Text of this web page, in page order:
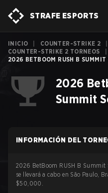
STRAFE ESPORTS
INICIO COUNTER-STRIKE 2
COUNTER-STRIKE 2 TORNEOS
2026 BETBOOM RUSH B SUMMIT
2026
Summit
INFORMACIÓN DEL
2026 BetBoom RUSH B Summit
se llevará a cabo en São Paulo,
$50,000.